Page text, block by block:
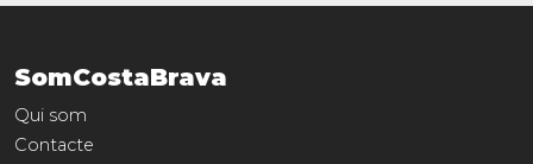
SomCostaBrava
Qui som
Contacte